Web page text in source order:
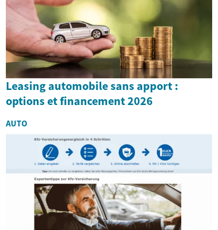
Leasing automobile sans apport :
options et financement 2026
AUTO